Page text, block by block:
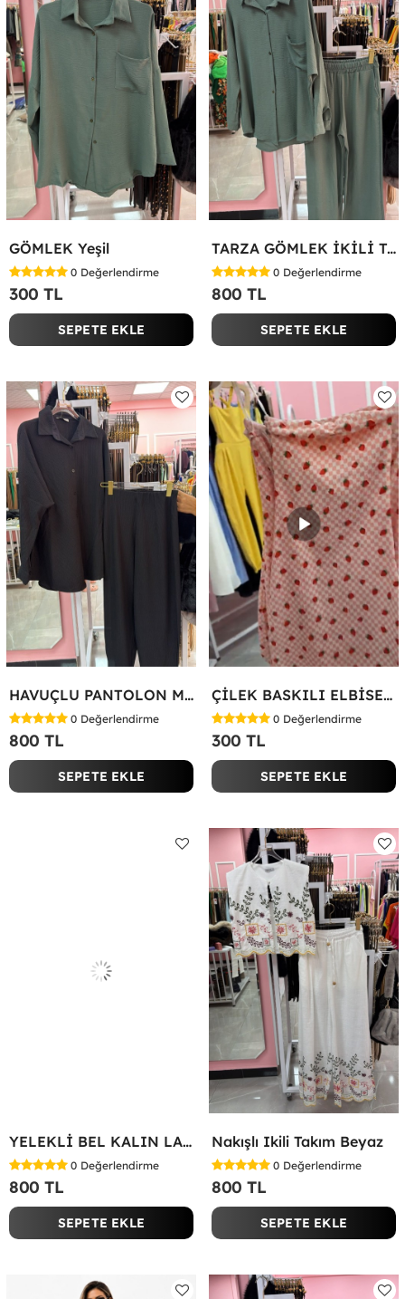
GÖMLEK Yeşil
0 Değerlendirme
300 TL
SEPETE EKLE
TARZA GÖMLEK İKİLİ TAKIM KOT KUMAŞ Yeşil
0 Değerlendirme
800 TL
SEPETE EKLE
HAVUÇLU PANTOLON MİYASE TAKIM Siyah
0 Değerlendirme
800 TL
SEPETE EKLE
ÇİLEK BASKILI ELBİSE Bej
0 Değerlendirme
300 TL
SEPETE EKLE
YELEKLİ BEL KALIN LASTİK İKİLİ TAKIM Beyaz
0 Değerlendirme
800 TL
SEPETE EKLE
Nakışlı Ikili Takım Beyaz
0 Değerlendirme
800 TL
SEPETE EKLE